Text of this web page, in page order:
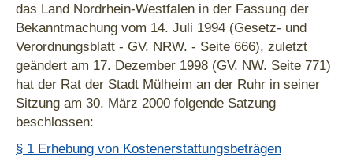
das Land Nordrhein-Westfalen in der Fassung der
Bekanntmachung vom 14. Juli 1994 (Gesetz- und
Verordnungsblatt - GV. NRW. - Seite 666), zuletzt
geändert am 17. Dezember 1998 (GV. NW. Seite 771)
hat der Rat der Stadt Mülheim an der Ruhr in seiner
Sitzung am 30. März 2000 folgende Satzung
beschlossen:
§ 1 Erhebung von Kostenerstattungsbeträgen